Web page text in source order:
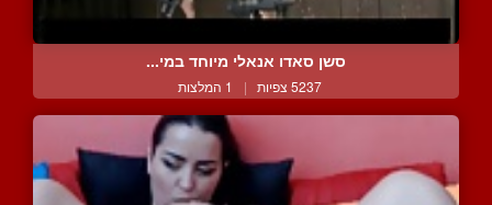
סשן סאדו אנאלי מיוחד במי...
5237 צפיות | 1 המלצות